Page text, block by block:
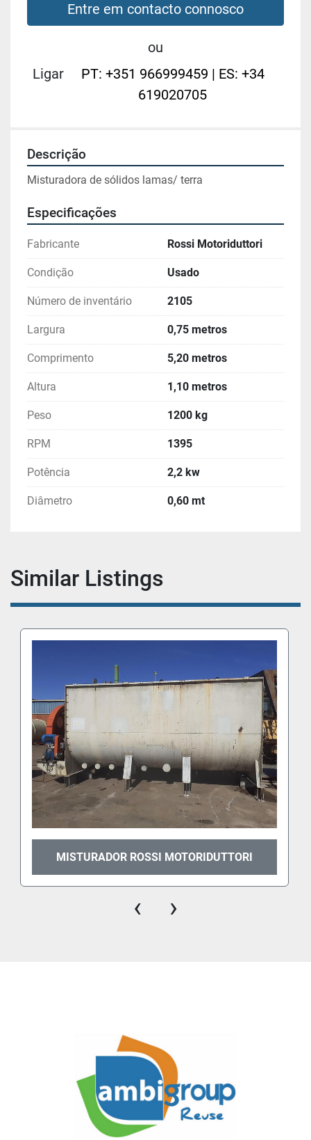
Entre em contacto connosco
ou
Ligar
PT: +351 966999459 | ES: +34
619020705
Descrição
Misturadora de sólidos lamas/ terra
Especificações
Fabricante Rossi Motoriduttori
Condição Usado
Número de inventário 2105
Largura 0,75 metros
Comprimento 5,20 metros
Altura 1,10 metros
Peso 1200 kg
RPM 1395
Potência 2,2 kw
Diâmetro 0,60 mt
Similar Listings
MISTURADOR ROSSI MOTORIDUTTORI
‹ ›